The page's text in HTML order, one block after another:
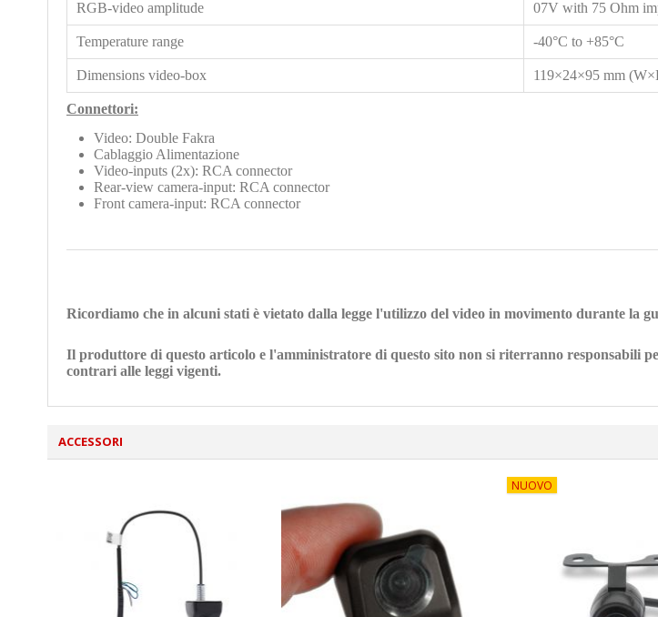
RGB-video amplitude 07V with 75 Ohm
Temperature range -40°C to +85°C
Dimensions video-box 119×24×95 mm
Connettori:
Video: Double Fakra
Cablaggio Alimentazione
Video-inputs (2x): RCA connector
Rear-view camera-input: RCA connector
Front camera-input: RCA connector
Ricordiamo che in alcuni stati è vietato dalla legge l'utilizzo del video in movimento durante la
Il produttore di questo articolo e l'amministratore di questo sito non si riterranno responsabili
contrari alle leggi vigenti.
ACCESSORI
NUOVO